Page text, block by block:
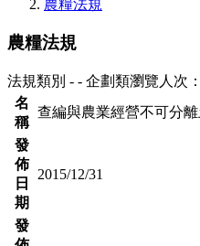
農糧法規
農糧法規
法規類別 - - 企劃類瀏覽人次
名
稱
查編與農業經營不可分
發
佈
日
期
2015/12/31
發